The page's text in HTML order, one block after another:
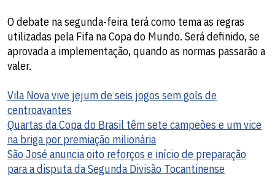
O debate na segunda-feira terá como tema as regras
utilizadas pela Fifa na Copa do Mundo. Será definido, se
aprovada a implementação, quando as normas passarão a
valer.
Vila Nova vive jejum de seis jogos sem gols de
centroavantes
Quartas da Copa do Brasil têm sete campeões e um vice
na briga por premiação milionária
São José anuncia oito reforços e início de preparação
para a disputa da Segunda Divisão Tocantinense